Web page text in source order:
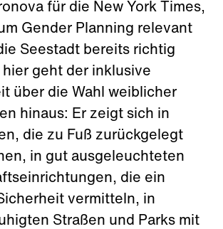
für die New York Times,
Gender Planning relevant
Seestadt bereits richtig
geht der inklusive
über die Wahl weiblicher
hinaus: Er zeigt sich in
die zu Fuß zurückgelegt
in gut ausgeleuchteten
die ein
vermitteln, in
Straßen und Parks mit